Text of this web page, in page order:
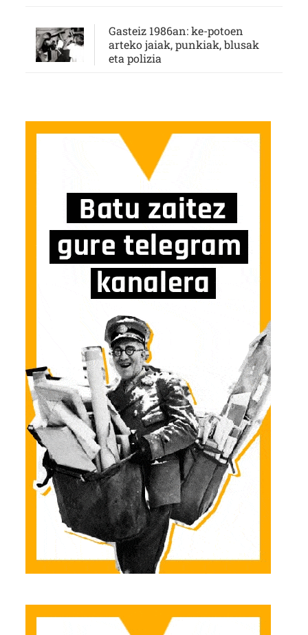
Gasteiz 1986an: ke-potoen
arteko jaiak, punkiak, blusak
eta polizia